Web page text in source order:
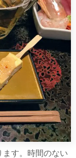
ます。時間のない